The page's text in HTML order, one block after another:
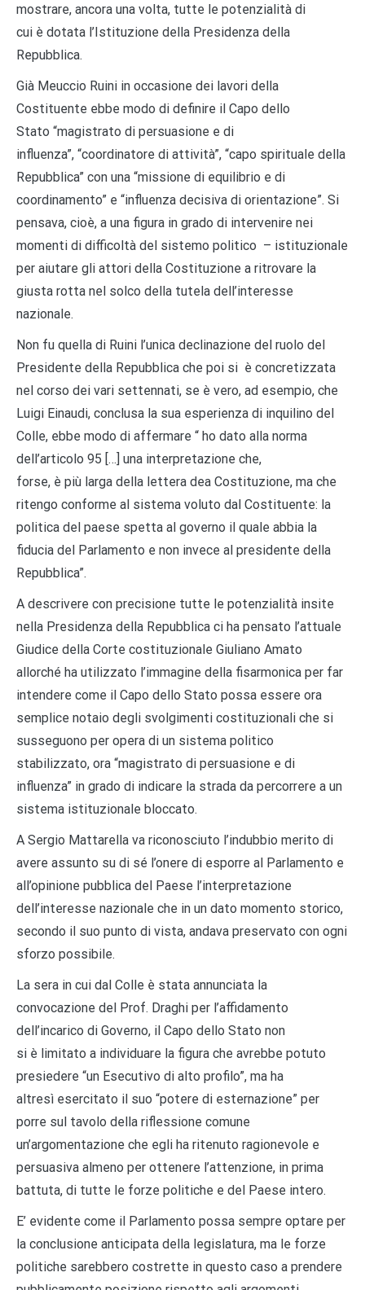
mostrare, ancora una volta, tutte le potenzialità di
cui è dotata l’Istituzione della Presidenza della
Repubblica.
Già Meuccio Ruini in occasione dei lavori della
Costituente ebbe modo di definire il Capo dello
Stato “magistrato di persuasione e di
influenza”, “coordinatore di attività”, “capo spirituale della
Repubblica” con una “missione di equilibrio e di
coordinamento” e “influenza decisiva di orientazione”. Si
pensava, cioè, a una figura in grado di intervenire nei
momenti di difficoltà del sistemo politico – istituzionale
per aiutare gli attori della Costituzione a ritrovare la
giusta rotta nel solco della tutela dell’interesse
nazionale.
Non fu quella di Ruini l’unica declinazione del ruolo del
Presidente della Repubblica che poi si è concretizzata
nel corso dei vari settennati, se è vero, ad esempio, che
Luigi Einaudi, conclusa la sua esperienza di inquilino del
Colle, ebbe modo di affermare “ ho dato alla norma
dell’articolo 95 […] una interpretazione che,
forse, è più larga della lettera dea Costituzione, ma che
ritengo conforme al sistema voluto dal Costituente: la
politica del paese spetta al governo il quale abbia la
fiducia del Parlamento e non invece al presidente della
Repubblica”.
A descrivere con precisione tutte le potenzialità insite
nella Presidenza della Repubblica ci ha pensato l’attuale
Giudice della Corte costituzionale Giuliano Amato
allorché ha utilizzato l’immagine della fisarmonica per far
intendere come il Capo dello Stato possa essere ora
semplice notaio degli svolgimenti costituzionali che si
susseguono per opera di un sistema politico
stabilizzato, ora “magistrato di persuasione e di
influenza” in grado di indicare la strada da percorrere a un
sistema istituzionale bloccato.
A Sergio Mattarella va riconosciuto l’indubbio merito di
avere assunto su di sé l’onere di esporre al Parlamento e
all’opinione pubblica del Paese l’interpretazione
dell’interesse nazionale che in un dato momento storico,
secondo il suo punto di vista, andava preservato con ogni
sforzo possibile.
La sera in cui dal Colle è stata annunciata la
convocazione del Prof. Draghi per l’affidamento
dell’incarico di Governo, il Capo dello Stato non
si è limitato a individuare la figura che avrebbe potuto
presiedere “un Esecutivo di alto profilo”, ma ha
altresì esercitato il suo “potere di esternazione” per
porre sul tavolo della riflessione comune
un’argomentazione che egli ha ritenuto ragionevole e
persuasiva almeno per ottenere l’attenzione, in prima
battuta, di tutte le forze politiche e del Paese intero.
E’ evidente come il Parlamento possa sempre optare per
la conclusione anticipata della legislatura, ma le forze
politiche sarebbero costrette in questo caso a prendere